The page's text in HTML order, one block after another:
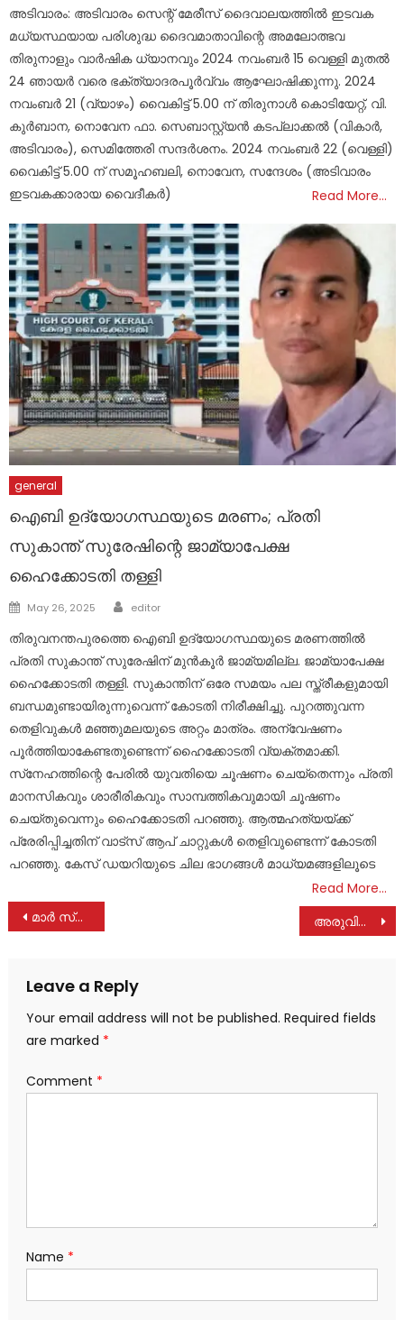
അടിവാരം: അടിവാരം സെന്റ് മേരീസ് ദൈവാലയത്തിൽ ഇടവക
മധ്യസ്ഥയായ പരിശുദ്ധ ദൈവമാതാവിന്റെ അമലോത്ഭവ
തിരുനാളും വാർഷിക ധ്യാനവും 2024 നവംബർ 15 വെള്ളി മുതൽ
24 ഞായർ വരെ ഭക്ത്യാദരപൂർവ്വം ആഘോഷിക്കുന്നു. 2024
നവംബർ 21 (വ്യാഴം) വൈകിട്ട് 5.00 ന് തിരുനാൾ കൊടിയേറ്റ്, വി.
കുർബാന, നൊവേന ഫാ. സെബാസ്റ്റ്യൻ കടപ്ലാക്കൽ (വികാർ,
അടിവാരം), സെമിത്തേരി സന്ദർശനം. 2024 നവംബർ 22 (വെള്ളി)
വൈകിട്ട് 5.00 ന് സമൂഹബലി, നൊവേന, സന്ദേശം (അടിവാരം
ഇടവകക്കാരായ വൈദീകർ)
Read More…
general
ഐബി ഉദ്യോഗസ്ഥയുടെ മരണം; പ്രതി
സുകാന്ത് സുരേഷിന്റെ ജാമ്യാപേക്ഷ
ഹൈക്കോടതി തള്ളി
Posted
May 26, 2025 Author
editor
തിരുവനന്തപുരത്തെ ഐബി ഉദ്യോഗസ്ഥയുടെ മരണത്തിൽ
പ്രതി സുകാന്ത് സുരേഷിന് മുൻകൂർ ജാമ്യമില്ല. ജാമ്യാപേക്ഷ
ഹൈക്കോടതി തള്ളി. സുകാന്തിന് ഒരേ സമയം പല സ്ത്രീകളുമായി
ബന്ധമുണ്ടായിരുന്നുവെന്ന് കോടതി നിരീക്ഷിച്ചു. പുറത്തുവന്ന
തെളിവുകൾ മഞ്ഞുമലയുടെ അറ്റം മാത്രം. അന്വേഷണം
പൂർത്തിയാകേണ്ടതുണ്ടെന്ന് ഹൈക്കോടതി വ്യക്തമാക്കി.
സ്‌നേഹത്തിന്റെ പേരിൽ യുവതിയെ ചൂഷണം ചെയ്തെന്നും പ്രതി
മാനസികവും ശാരീരികവും സാമ്പത്തികവുമായി ചൂഷണം
ചെയ്തുവെന്നും ഹൈക്കോടതി പറഞ്ഞു. ആത്മഹത്യയ്ക്ക്
പ്രേരിപ്പിച്ചതിന് വാട്‌സ് ആപ് ചാറ്റുകൾ തെളിവുണ്ടെന്ന് കോടതി
പറഞ്ഞു. കേസ് ഡയറിയുടെ ചില ഭാഗങ്ങൾ മാധ്യമങ്ങളിലൂടെ
Read More…
Post
മാർ സ്ലീവാ കാൻസർ കെയർ ആൻഡ് റിസർച്ച് സെന്ററിന്റെ ആരംഭശിലയുടെ ആശീർവാദ കർമ്മം നടത്തി അരുവിത്തുറ കോളേജിൽ നിയമ ബോധന സെമിനാർ
Leave a Reply
Your email address will not be published. Required fields
are marked *
Comment *
Name *